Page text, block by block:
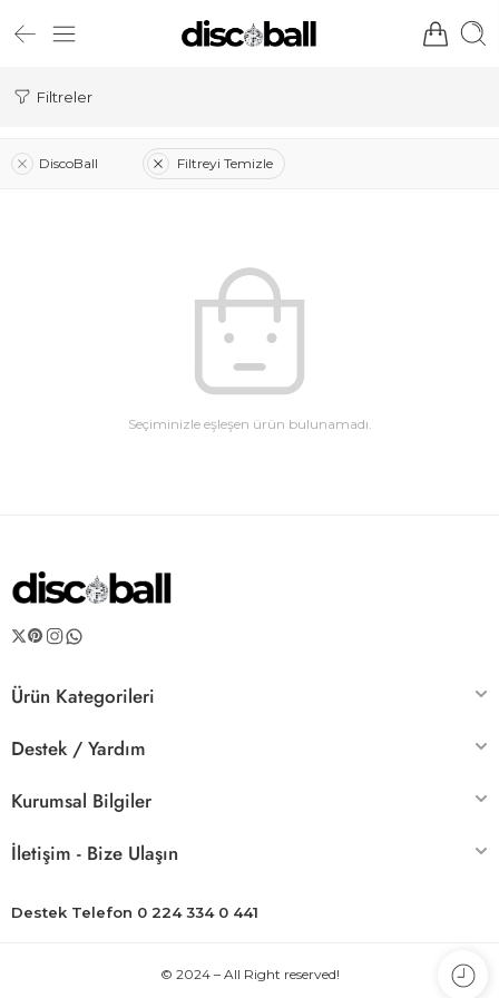
Filtreler
DiscoBall Filtreyi Temizle
Seçiminizle eşleşen ürün bulunamadı.
Ürün Kategorileri
Destek / Yardım
Kurumsal Bilgiler
İletişim - Bize Ulaşın
Destek Telefon 0 224 334 0 441
© 2024 – All Right reserved!